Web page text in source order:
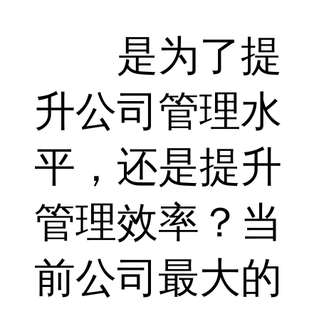
是为了提
升公司管理水
平，还是提升
管理效率？当
前公司最大的